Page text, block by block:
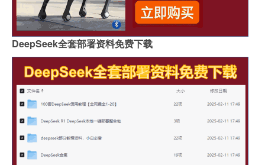
DeepSeek全套部署资料免费下载